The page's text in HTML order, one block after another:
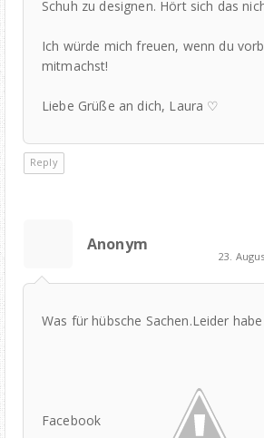
Schuh zu designen. Hört sich das
Ich würde mich freuen, wenn du
mitmachst!
Liebe Grüße an dich, Laura ♡
Reply
Anonym
23.
Was für hübsche Sachen.Leider
Facebook